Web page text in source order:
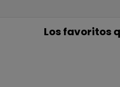
Los favoritos